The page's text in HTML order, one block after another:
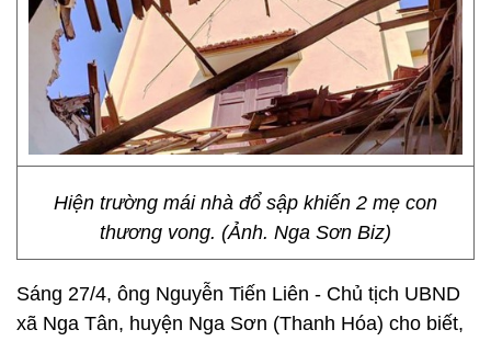
Hiện trường mái nhà đổ sập khiến 2 mẹ con
thương vong. (Ảnh. Nga Sơn Biz)
Sáng 27/4, ông Nguyễn Tiến Liên - Chủ tịch UBND
xã Nga Tân, huyện Nga Sơn (Thanh Hóa) cho biết,